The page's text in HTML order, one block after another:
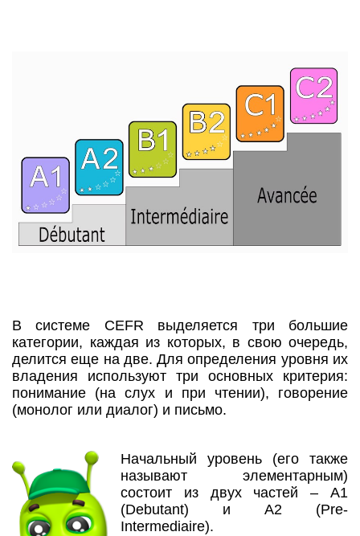
В системе CEFR выделяется три большие
категории, каждая из которых, в свою очередь,
делится еще на две. Для определения уровня их
владения используют три основных критерия:
понимание (на слух и при чтении), говорение
(монолог или диалог) и письмо.
Начальный уровень (его также
называют элементарным)
состоит из двух частей – А1
(Debutant) и А2 (Pre-
Intermediaire).